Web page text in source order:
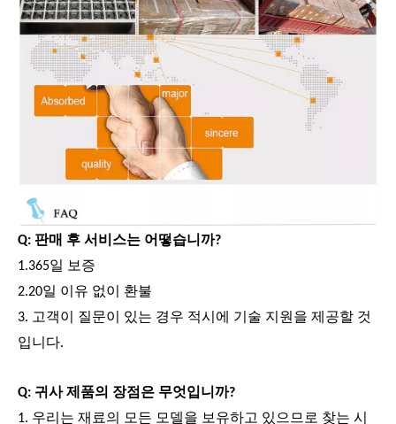
Q: 판매 후 서비스는 어떻습니까?
1.365일 보증
2.20일 이유 없이 환불
3. 고객이 질문이 있는 경우 적시에 기술 지원을 제공할 것
입니다.
Q: 귀사 제품의 장점은 무엇입니까?
1. 우리는 재료의 모든 모델을 보유하고 있으므로 찾는 시